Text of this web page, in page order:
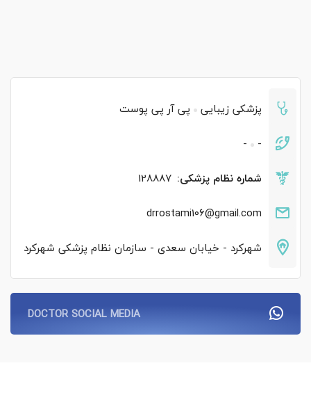
پزشکی زیبایی
پی آر پی پوست
-
-
شماره نظام پزشکی: 128887
drrostami106@gmail.com
شهرکرد - خیابان سعدی - سازمان نظام پزشکی شهرکرد
DOCTOR SOCIAL MEDIA